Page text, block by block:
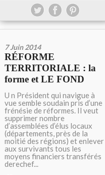
7 Juin 2014
RÉFORME
TERRITORIALE : la
forme et LE FOND
U n Président qui navigue à
vue semble soudain pris d’une
frénésie de réformes. Il veut
supprimer nombre
d’assemblées d’élus locaux
(départements, près de la
moitié des régions) et enlever
aux survivants tous les
moyens financiers transférés
derechef...